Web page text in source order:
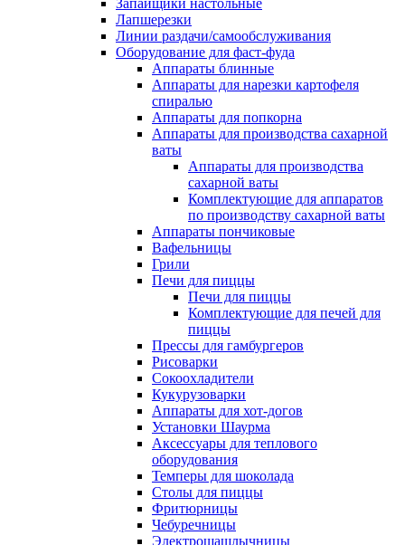
Запайщики настольные
Лапшерезки
Линии раздачи/самообслуживания
Оборудование для фаст-фуда
Аппараты блинные
Аппараты для нарезки картофеля
спиралью
Аппараты для попкорна
Аппараты для производства сахарной
ваты
Аппараты для производства
сахарной ваты
Комплектующие для аппаратов
по производству сахарной ваты
Аппараты пончиковые
Вафельницы
Грили
Печи для пиццы
Печи для пиццы
Комплектующие для печей для
пиццы
Прессы для гамбургеров
Рисоварки
Сокоохладители
Кукурузоварки
Аппараты для хот-догов
Установки Шаурма
Аксессуары для теплового
оборудования
Темперы для шоколада
Столы для пиццы
Фритюрницы
Чебуречницы
Электрошашлычницы